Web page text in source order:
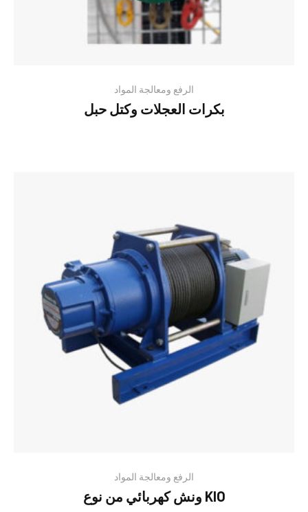
الرفع ومعالجة المواد
بكرات العجلات وكتل حبل
الرفع ومعالجة المواد
ونش كهربائي من نوع KIO